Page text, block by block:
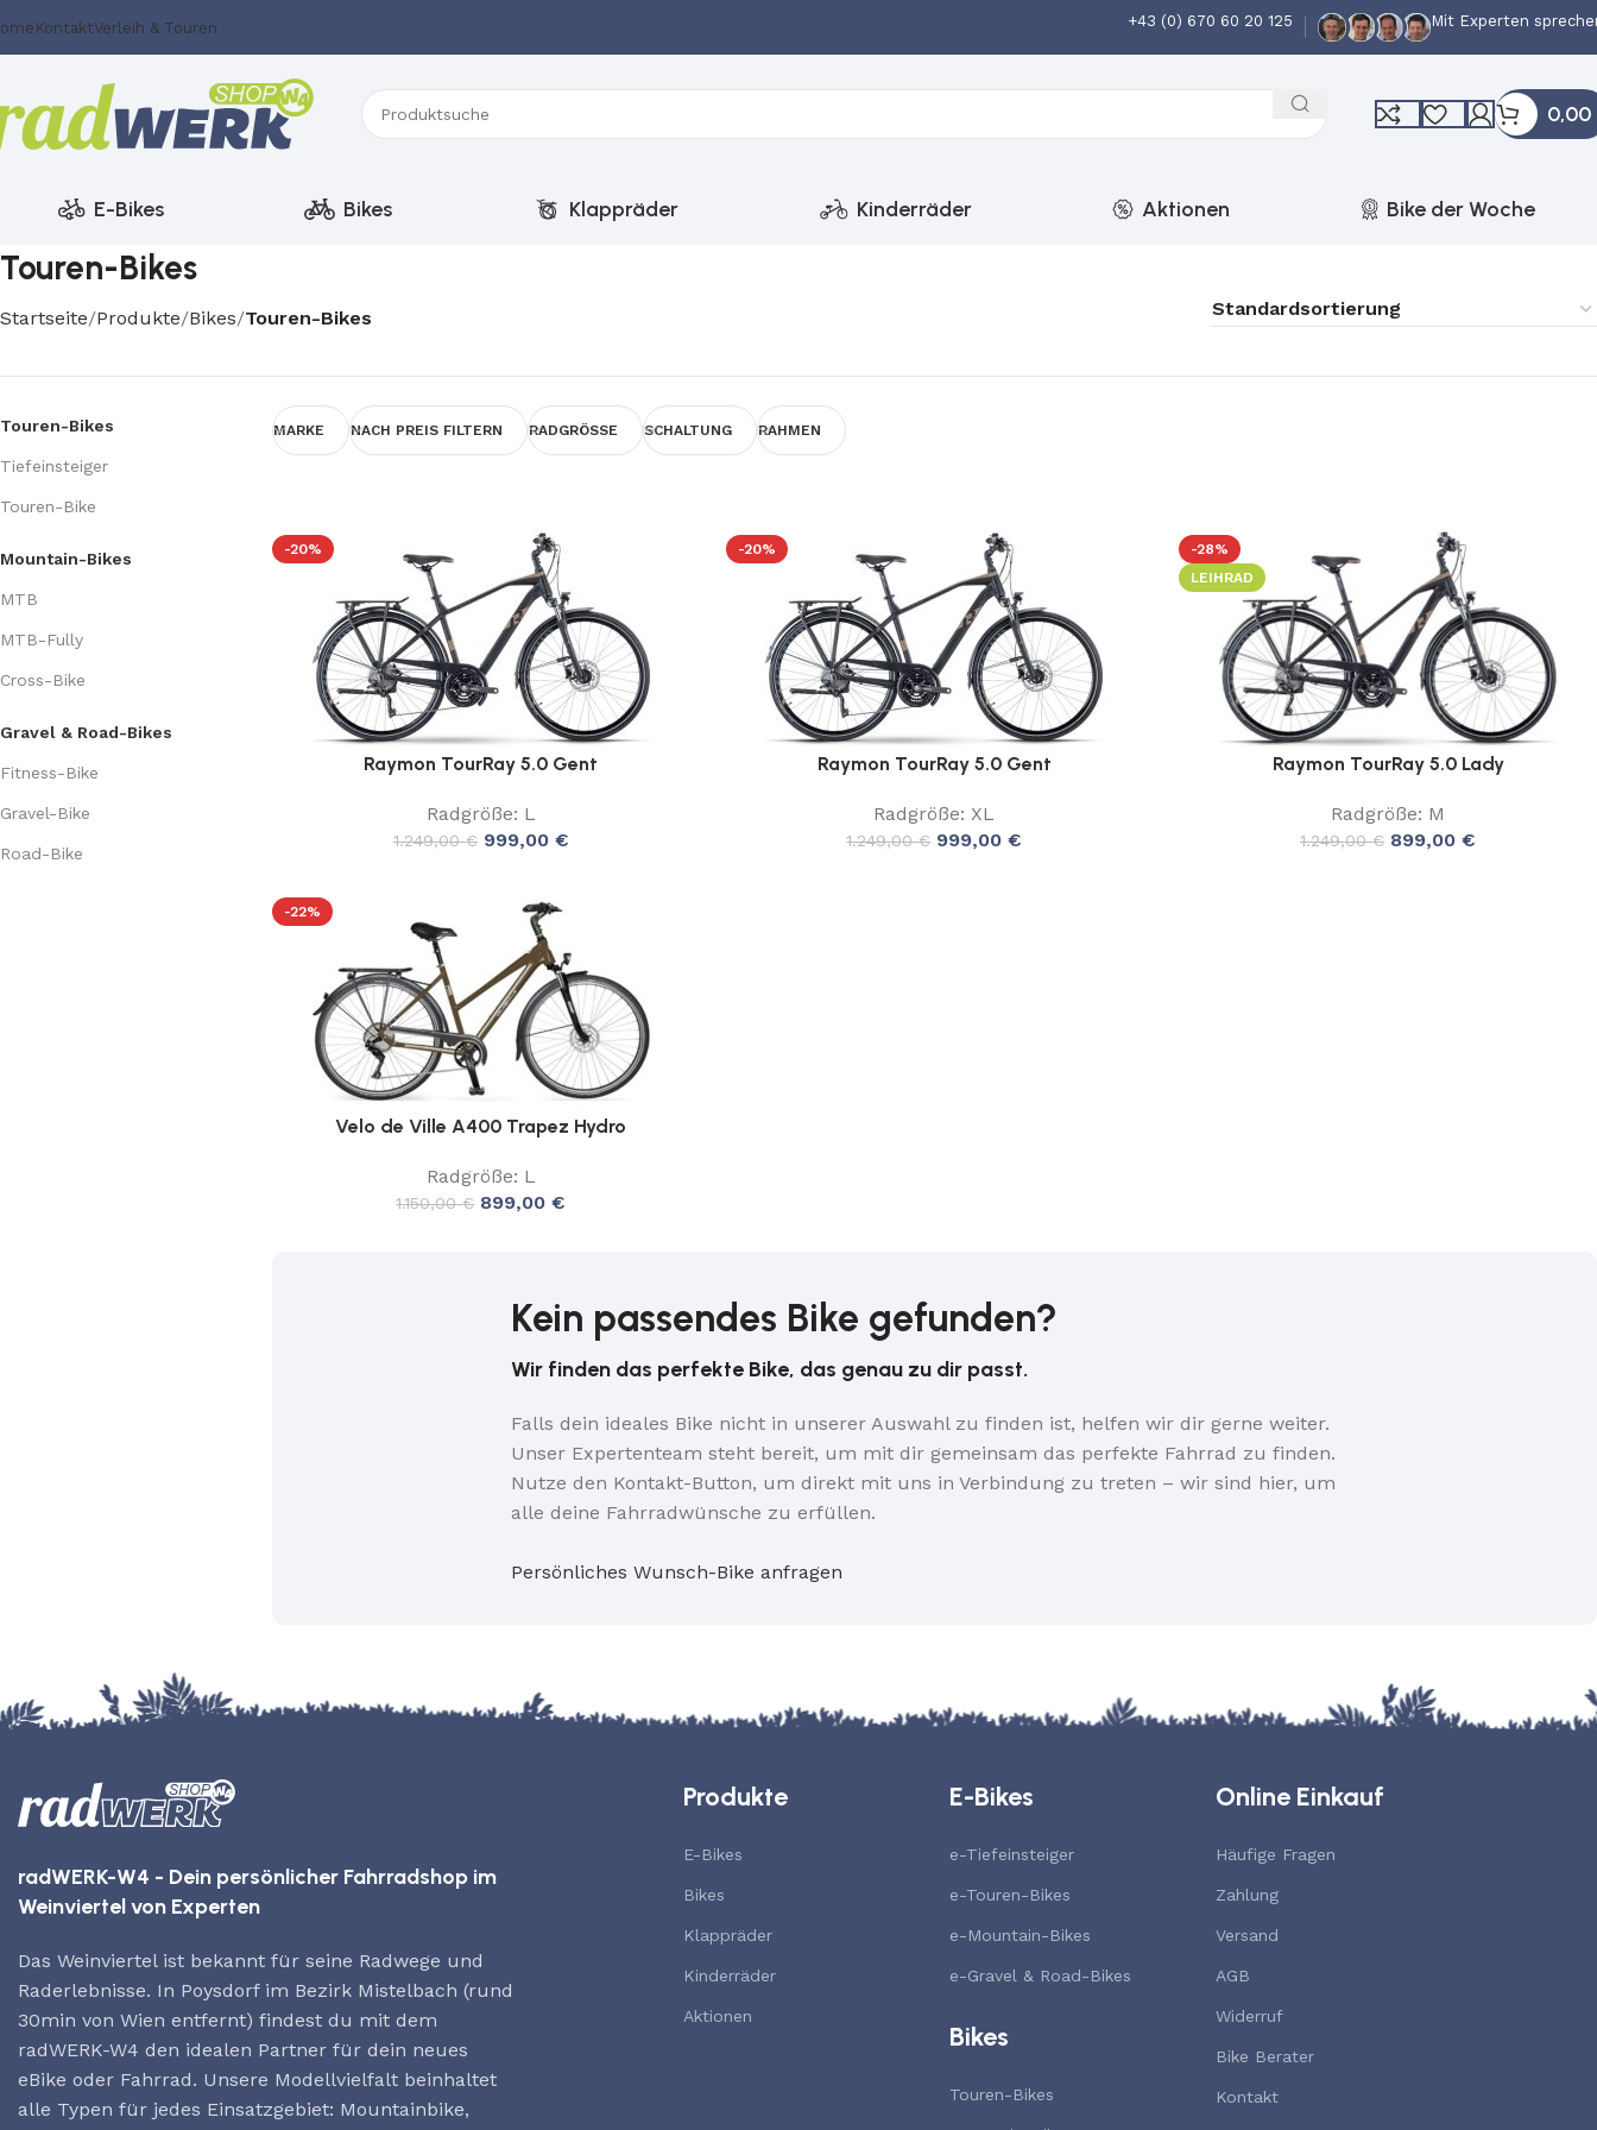
KontaktVerleih & Touren +43 (0) 670 60 20 125 Mit Experten
0,00
E-Bikes Bikes Klappräder Kinderräder Aktionen Bike der Woche
Touren-Bikes
Startseite Produkte Bikes Touren-Bikes
Touren-Bikes
Tiefeinsteiger
Touren-Bike
Mountain-Bikes
MTB
MTB-Fully
Cross-Bike
Gravel & Road-Bikes
Fitness-Bike
Gravel-Bike
Road-Bike
MARKE NACH PREIS FILTERN RADGRÖSSE SCHALTUNG RAHMEN
-20%
Raymon TourRay 5.0 Gent
Radgröße: L
1.249,00€ 999,00 €
-20%
Raymon TourRay 5.0 Gent
Radgröße: XL
1.249,00€ 999,00€
-28%
LEIHRAD
Raymon TourRay 5.0 Lady
Radgröße: M
1.249,00€ 899,00€
-22%
Velo de Ville A400 Trapez Hydro
Radgröße: L
1.150,00€ 899,00€
Kein passendes Bike gefunden?
Wir finden das perfekte Bike, das genau zu dir passt.
Falls dein ideales Bike nicht in unserer Auswahl zu finden ist, helfen wir dir gerne weiter.
Unser Expertenteam steht bereit, um mit dir gemeinsam das perfekte Fahrrad zu finden.
Nutze den Kontakt-Button, um direkt mit uns in Verbindung zu treten – wir sind hier, um
alle deine Fahrradwünsche zu erfüllen.
Persönliches Wunsch-Bike anfragen
radWERK-W4 - Dein persönlicher Fahrradshop im
Weinviertel von Experten
Das Weinviertel ist bekannt für seine Radwege und
Raderlebnisse. In Poysdorf im Bezirk Mistelbach (rund
30min von Wien entfernt) findest du mit dem
radWERK-W4 den idealen Partner für dein neues
eBike oder Fahrrad. Unsere Modellvielfalt beinhaltet
alle Typen für jedes Einsatzgebiet: Mountainbike,
Produkte
E-Bikes
Bikes
Klappräder
Kinderräder
Aktionen
E-Bikes
e-Tiefeinsteiger
e-Touren-Bikes
e-Mountain-Bikes
e-Gravel & Road-Bikes
Bikes
Touren-Bikes
Online Einkauf
Häufige Fragen
Zahlung
Versand
AGB
Widerruf
Bike Berater
Kontakt